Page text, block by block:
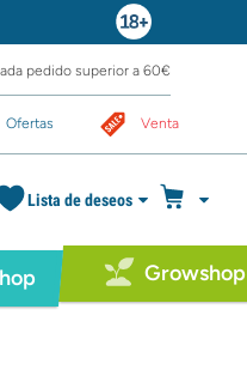
pedido superior a 60€
Ofertas Venta
Lista de deseos
Growshop